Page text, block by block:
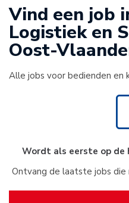
Vind een job
Logistiek en
Oost-
Alle jobs voor bedienden en
Wordt als eerste op de
Ontvang de laatste jobs